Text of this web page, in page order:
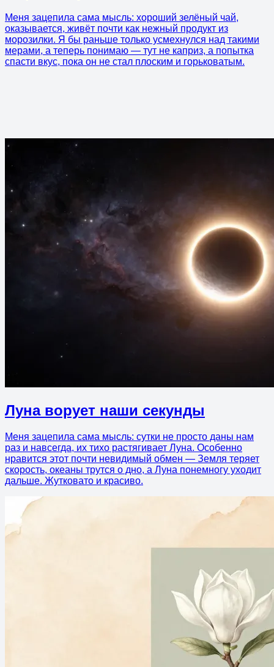
Меня зацепила сама мысль: хороший зелёный чай,
оказывается, живёт почти как нежный продукт из
морозилки. Я бы раньше только усмехнулся над такими
мерами, а теперь понимаю — тут не каприз, а попытка
спасти вкус, пока он не стал плоским и горьковатым.
Луна ворует наши секунды
Меня зацепила сама мысль: сутки не просто даны нам
раз и навсегда, их тихо растягивает Луна. Особенно
нравится этот почти невидимый обмен — Земля теряет
скорость, океаны трутся о дно, а Луна понемногу уходит
дальше. Жутковато и красиво.